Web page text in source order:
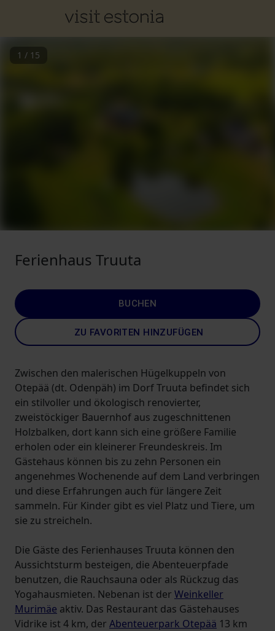
1 / 15
Ferienhaus Truuta
BUCHEN
ZU FAVORITEN HINZUFÜGEN
Zwischen den malerischen Hügelkuppeln von
Otepää (dt. Odenpäh) im Dorf Truuta befindet sich
ein stilvoller und ökologisch renovierter,
zweistöckiger Bauernhof aus zugeschnittenen
Holzbalken, dort kann sich eine größere Familie
erholen oder ein kleinerer Freundeskreis. Im
Gästehaus können bis zu zehn Personen ein
angenehmes Wochenende auf dem Land verbringen
und diese Erfahrungen auch für längere Zeit
sammeln. Für Kinder gibt es viel Platz und Tiere, um
sie zu streicheln.
Die Gäste des Ferienhauses Truuta können den
Aussichtsturm besteigen, die Abenteuerpfade
benutzen, die Rauchsauna oder als Rückzug das
Yogahausmieten. Nebenan ist der Weinkeller
Murimäe aktiv. Das Restaurant das Gästehauses
Vidrike ist 4 km, der Abenteuerpark Otepää 13 km